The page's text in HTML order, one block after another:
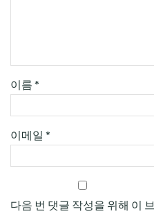
이름 *
이메일 *
다음 번 댓글 작성을 위해 이